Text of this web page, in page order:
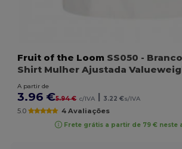
Fruit of the Loom SS050 - Branco
Shirt Mulher Ajustada
A partir de
3.96 €5.94 € c/IVA 3.22 €s/IVA
5.0 4 Avaliações
Frete grátis a partir de 79 € neste